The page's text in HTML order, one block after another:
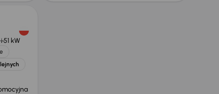
51 kW